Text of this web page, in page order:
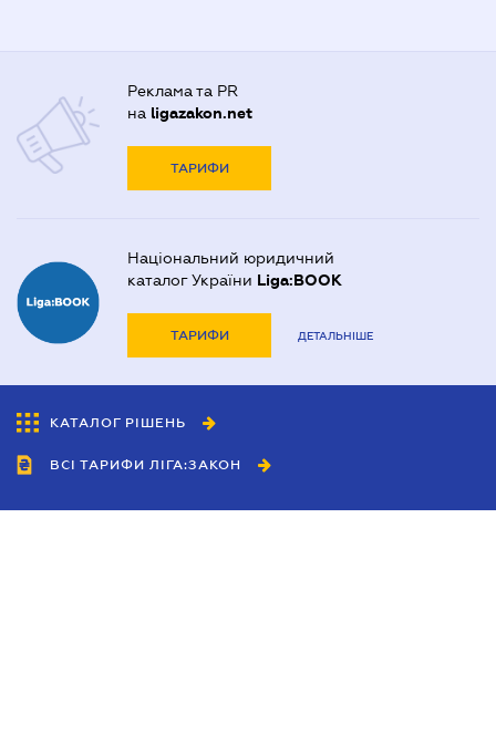
Реклама та PR
на ligazakon.net
ТАРИФИ
Національний юридичний
каталог України Liga:BOOK
ТАРИФИ ДЕТАЛЬНІШЕ
КАТАЛОГ РІШЕНЬ
ВСІ ТАРИФИ ЛІГА:ЗАКОН